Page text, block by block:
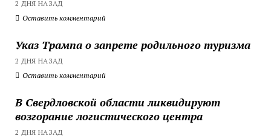
2 ДНЯ НАЗАД
Оставить комментарий
Указ Трампа о запрете родильного туризма
2 ДНЯ НАЗАД
Оставить комментарий
В Свердловской области ликвидируют
возгорание логистического центра
2 ДНЯ НАЗАД